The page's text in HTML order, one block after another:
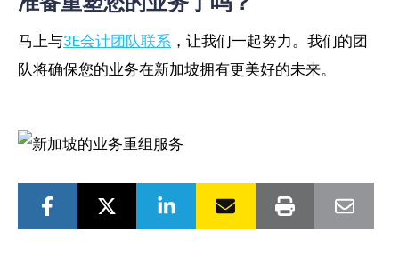
马上与3E会计团队联系 ，让我们一起努力。我们的团
队将确保您的业务在新加坡拥有更美好的未来。